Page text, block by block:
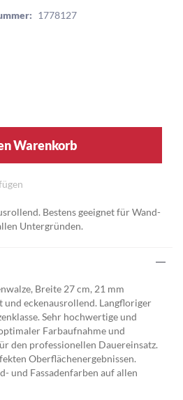
1778127
Warenkorb
Bestens geeignet für Wand-
Untergründen.
Breite 27 cm, 21 mm
und eckenausrollend. Langfloriger
Sehr hochwertige und
Farbaufnahme und
den professionellen Dauereinsatz.
Oberflächenergebnissen.
und Fassadenfarben auf allen